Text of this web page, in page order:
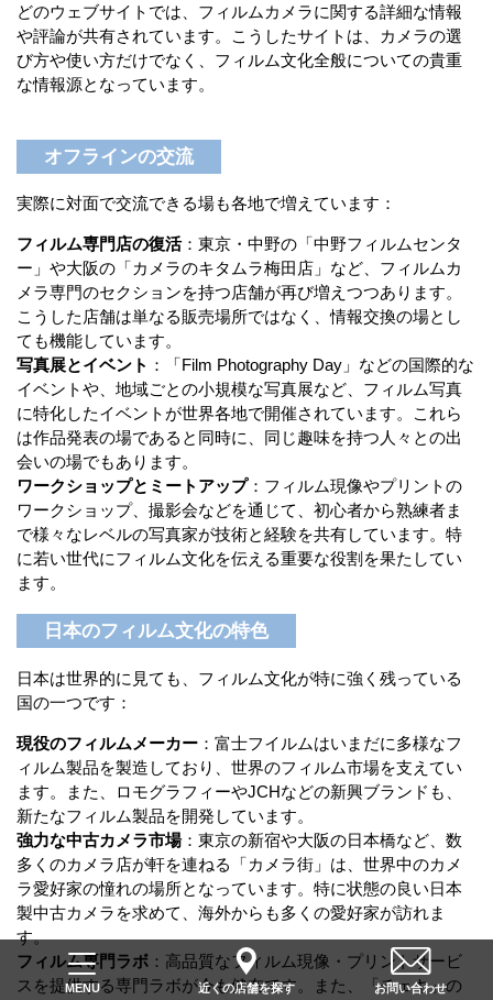
どのウェブサイトでは、フィルムカメラに関する詳細な情報
や評論が共有されています。こうしたサイトは、カメラの選
び方や使い方だけでなく、フィルム文化全般についての貴重
な情報源となっています。
オフラインの交流
実際に対面で交流できる場も各地で増えています：
フィルム専門店の復活：東京・中野の「中野フィルムセンタ
ー」や大阪の「カメラのキタムラ梅田店」など、フィルムカ
メラ専門のセクションを持つ店舗が再び増えつつあります。
こうした店舗は単なる販売場所ではなく、情報交換の場とし
ても機能しています。
写真展とイベント ：「Film Photography Day」などの国際的な
イベントや、地域ごとの小規模な写真展など、フィルム写真
に特化したイベントが世界各地で開催されています。これら
は作品発表の場であると同時に、同じ趣味を持つ人々との出
会いの場でもあります。
ワークショップとミートアップ：フィルム現像やプリントの
ワークショップ、撮影会などを通じて、初心者から熟練者ま
で様々なレベルの写真家が技術と経験を共有しています。特
に若い世代にフィルム文化を伝える重要な役割を果たしてい
ます。
日本のフィルム文化の特色
日本は世界的に見ても、フィルム文化が特に強く残っている
国の一つです：
現役のフィルムメーカー ：富士フイルムはいまだに多様なフ
ィルム製品を製造しており、世界のフィルム市場を支えてい
ます。また、ロモグラフィーやJCHなどの新興ブランドも、
新たなフィルム製品を開発しています。
強力な中古カメラ市場：東京の新宿や大阪の日本橋など、数
多くのカメラ店が軒を連ねる「カメラ街」は、世界中のカメ
ラ愛好家の憧れの場所となっています。特に状態の良い日本
製中古カメラを求めて、海外からも多くの愛好家が訪れま
す。
フィルム専門ラボ ：高品質なフィルム現像・プリントサービ
スを提供する専門ラボが今も健在です。また、「チェキ」の
MENU 近くの店舗を探す お問い合わせ